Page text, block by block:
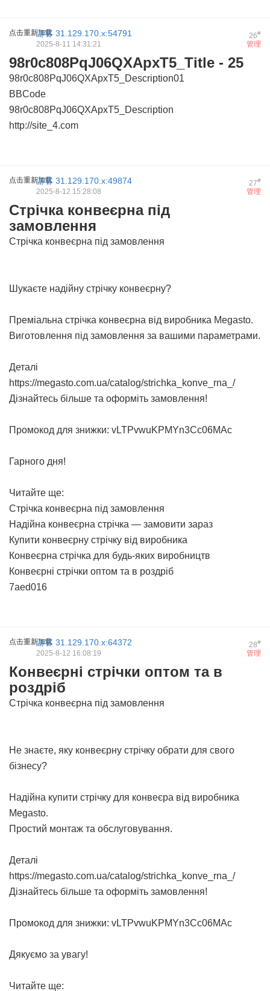
点击重新加载 26#
游客 31.129.170.x:54791
管理
2025-8-11 14:31:21
98r0c808PqJ06QXApxT5_Title - 25
98r0c808PqJ06QXApxT5_Description01
BBCode
98r0c808PqJ06QXApxT5_Description
http://site_4.com
点击重新加载 27#
游客 31.129.170.x:49874
管理
2025-8-12 15:28:08
Стрічка конвеєрна під
замовлення
Стрічка конвеєрна під замовлення
Шукаєте надійну стрічку конвеєрну?
Преміальна стрічка конвеєрна від виробника Megasto.
Виготовлення під замовлення за вашими параметрами.
Деталі
https://megasto.com.ua/catalog/strichka_konve_rna_/
Дізнайтесь більше та оформіть замовлення!
Промокод для знижки: vLTPvwuKPMYn3Cc06MAc
Гарного дня!
Читайте ще:
Стрічка конвеєрна під замовлення
Надійна конвеєрна стрічка — замовити зараз
Купити конвеєрну стрічку від виробника
Конвеєрна стрічка для будь-яких виробництв
Конвеєрні стрічки оптом та в роздріб
7aed016
点击重新加载 28#
游客 31.129.170.x:64372
管理
2025-8-12 16:08:19
Конвеєрні стрічки оптом та в
роздріб
Стрічка конвеєрна під замовлення
Не знаєте, яку конвеєрну стрічку обрати для свого
бізнесу?
Надійна купити стрічку для конвеєра від виробника
Megasto.
Простий монтаж та обслуговування.
Деталі
https://megasto.com.ua/catalog/strichka_konve_rna_/
Дізнайтесь більше та оформіть замовлення!
Промокод для знижки: vLTPvwuKPMYn3Cc06MAc
Дякуємо за увагу!
Читайте ще: